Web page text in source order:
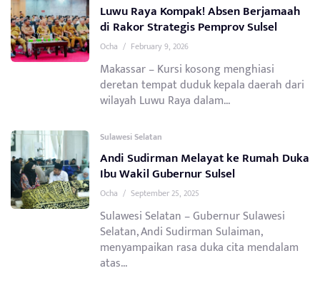
Luwu Raya Kompak! Absen Berjamaah
di Rakor Strategis Pemprov Sulsel
Ocha / February 9, 2026
Makassar – Kursi kosong menghiasi
deretan tempat duduk kepala daerah dari
wilayah Luwu Raya dalam...
Sulawesi Selatan
Andi Sudirman Melayat ke Rumah Duka
Ibu Wakil Gubernur Sulsel
Ocha / September 25, 2025
Sulawesi Selatan – Gubernur Sulawesi
Selatan, Andi Sudirman Sulaiman,
menyampaikan rasa duka cita mendalam
atas...